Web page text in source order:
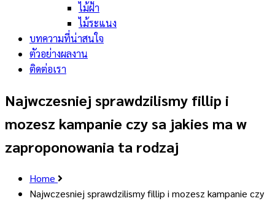
ไม้ฝ้า
ไม้ระแนง
บทความที่น่าสนใจ
ตัวอย่างผลงาน
ติดต่อเรา
Najwczesniej sprawdzilismy fillip i
mozesz kampanie czy sa jakies ma w
zaproponowania ta rodzaj
Home
Najwczesniej sprawdzilismy fillip i mozesz kampanie czy